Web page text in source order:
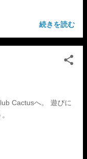
続きを読む
Cactusへ。 遊びに